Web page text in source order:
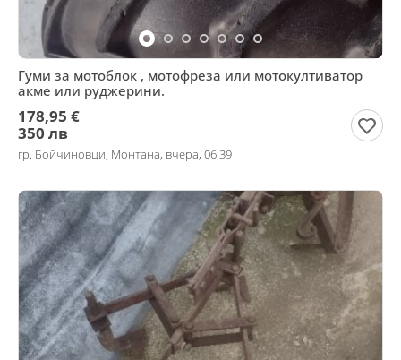
Гуми за мотоблок , мотофреза или мотокултиватор
акме или руджерини.
178,95 €
350 лв
гр. Бойчиновци, Монтана, вчера, 06:39